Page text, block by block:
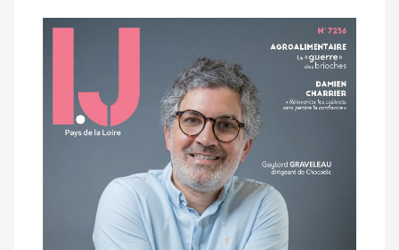
aux
Notre
magazine